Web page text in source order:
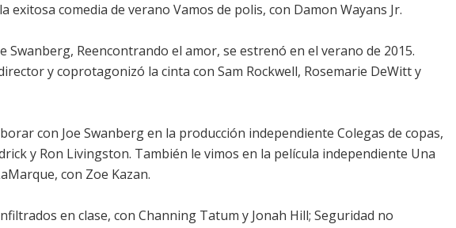
exitosa comedia de verano Vamos de polis, con Damon Wayans Jr.
Swanberg, Reencontrando el amor, se estrenó en el verano de 2015.
y coprotagonizó la cinta con Sam Rockwell, Rosemarie DeWitt y
con Joe Swanberg en la producción independiente Colegas de copas,
y Ron Livingston. También le vimos en la película independiente Una
con Zoe Kazan.
en clase, con Channing Tatum y Jonah Hill; Seguridad no